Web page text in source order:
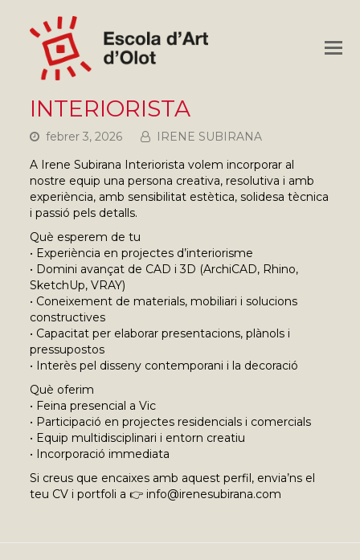
INTERIORISTA
febrer 3, 2026
IRENE SUBIRANA
A Irene Subirana Interiorista volem incorporar al
nostre equip una persona creativa, resolutiva i amb
experiència, amb sensibilitat estètica, solidesa tècnica
i passió pels detalls.
Què esperem de tu
• Experiència en projectes d’interiorisme
• Domini avançat de CAD i 3D (ArchiCAD, Rhino,
SketchUp, VRAY)
• Coneixement de materials, mobiliari i solucions
constructives
• Capacitat per elaborar presentacions, plànols i
pressupostos
• Interès pel disseny contemporani i la decoració
Què oferim
• Feina presencial a Vic
• Participació en projectes residencials i comercials
• Equip multidisciplinari i entorn creatiu
• Incorporació immediata
Si creus que encaixes amb aquest perfil, envia’ns el
teu CV i portfoli a 👉 info@irenesubirana.com